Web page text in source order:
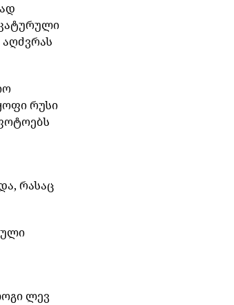
აღძვრას
რუსი
,რასაც
ლევ